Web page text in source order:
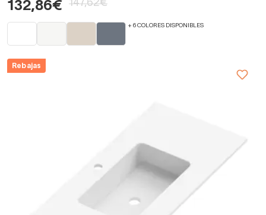
132,86€ 147,62€
+ 6 COLORES DISPONIBLES
Rebajas